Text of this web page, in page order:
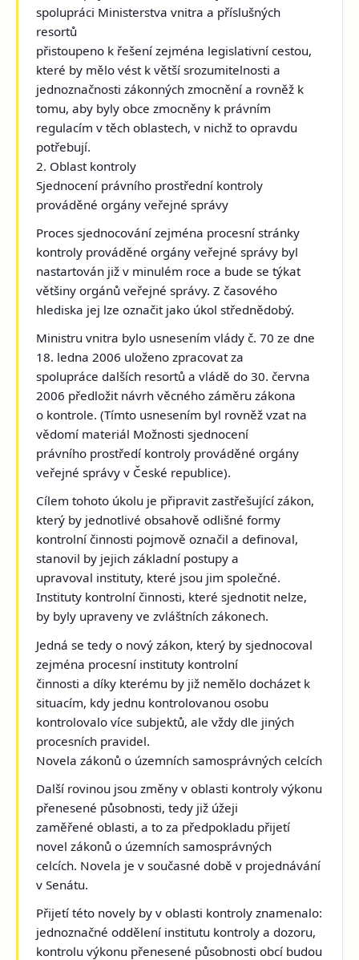
spolupráci Ministerstva vnitra a příslušných
resortů
přistoupeno k řešení zejména legislativní cestou,
které by mělo vést k větší srozumitelnosti a
jednoznačnosti zákonných zmocnění a rovněž k
tomu, aby byly obce zmocněny k právním
regulacím v těch oblastech, v nichž to opravdu
potřebují.
2. Oblast kontroly
Sjednocení právního prostřední kontroly
prováděné orgány veřejné správy
Proces sjednocování zejména procesní stránky
kontroly prováděné orgány veřejné správy byl
nastartován již v minulém roce a bude se týkat
většiny orgánů veřejné správy. Z časového
hlediska jej lze označit jako úkol střednědobý.
Ministru vnitra bylo usnesením vlády č. 70 ze dne
18. ledna 2006 uloženo zpracovat za
spolupráce dalších resortů a vládě do 30. června
2006 předložit návrh věcného záměru zákona
o kontrole. (Tímto usnesením byl rovněž vzat na
vědomí materiál Možnosti sjednocení
právního prostředí kontroly prováděné orgány
veřejné správy v České republice).
Cílem tohoto úkolu je připravit zastřešující zákon,
který by jednotlivé obsahově odlišné formy
kontrolní činnosti pojmově označil a definoval,
stanovil by jejich základní postupy a
upravoval instituty, které jsou jim společné.
Instituty kontrolní činnosti, které sjednotit nelze,
by byly upraveny ve zvláštních zákonech.
Jedná se tedy o nový zákon, který by sjednocoval
zejména procesní instituty kontrolní
činnosti a díky kterému by již nemělo docházet k
situacím, kdy jednu kontrolovanou osobu
kontrolovalo více subjektů, ale vždy dle jiných
procesních pravidel.
Novela zákonů o územních samosprávných celcích
Další rovinou jsou změny v oblasti kontroly výkonu
přenesené působnosti, tedy již úžeji
zaměřené oblasti, a to za předpokladu přijetí
novel zákonů o územních samosprávných
celcích. Novela je v současné době v projednávání
v Senátu.
Přijetí této novely by v oblasti kontroly znamenalo:
jednoznačné oddělení institutu kontroly a dozoru,
kontrolu výkonu přenesené působnosti obcí budou